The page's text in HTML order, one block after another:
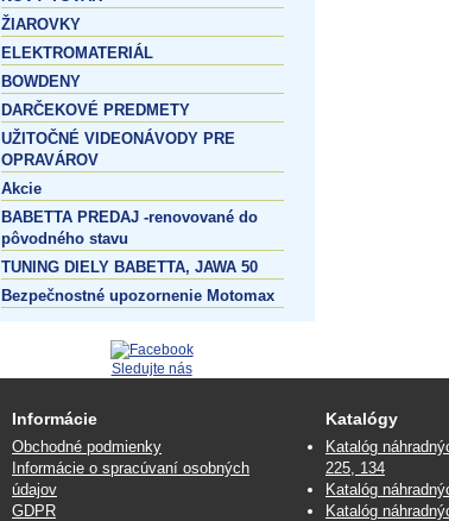
ŽIAROVKY
ELEKTROMATERIÁL
BOWDENY
DARČEKOVÉ PREDMETY
UŽITOČNÉ VIDEONÁVODY PRE
OPRAVÁROV
Akcie
BABETTA PREDAJ -renovované do
pôvodného stavu
TUNING DIELY BABETTA, JAWA 50
Bezpečnostné upozornenie Motomax
Sledujte nás
Informácie
Obchodné podmienky
Informácie o spracúvaní osobných
údajov
GDPR
Katalógy
Katalóg
225, 134
Katalóg
Katalóg